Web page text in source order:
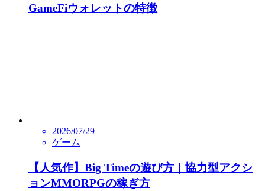
GameFiウォレットの特徴
2026/07/29
ゲーム
【人気作】Big Timeの遊び方｜協力型アクシ
ョンMMORPGの稼ぎ方